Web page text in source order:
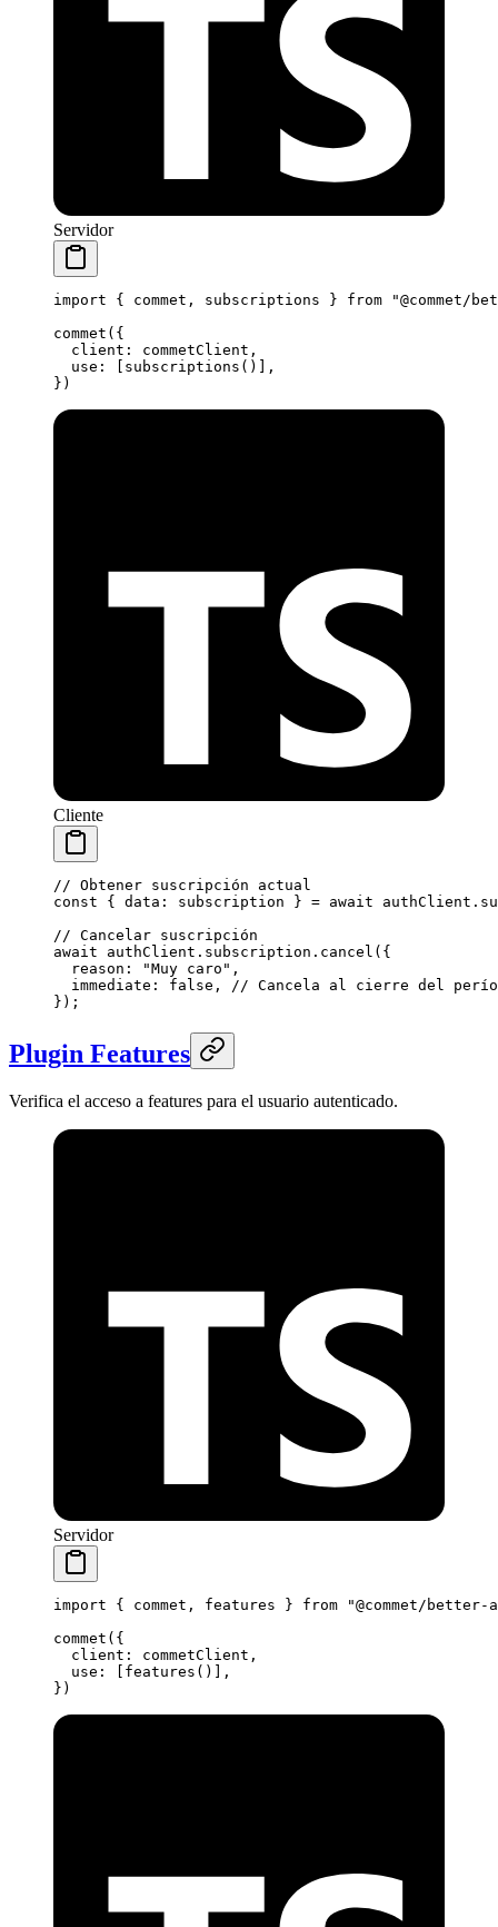
Servidor
import { commet, subscriptions } from "@commet/
commet ({
  client: commetClient,
  use: [
subscriptions ()],
})
Cliente
// Obtener suscripción actual
const { data : subscription } = await
// Cancelar suscripción
await authClient.subscription. cancel ({
  reason:
"Muy caro" ,
  immediate:
false ,
// Cancela al cierre del
});
Plugin Features
Verifica el acceso a features para el usuario autenticado.
Servidor
import { commet, features } from "@commet/better-
commet ({
  client: commetClient,
  use: [
features ()],
})